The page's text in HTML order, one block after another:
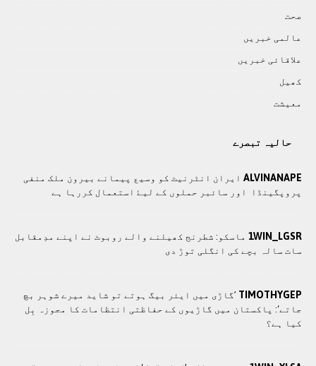
صحت
عالمی خبريں
علاقائی خبريں
کھيل
معيشت
حالیہ تبصرے
ALVINANAPE ايران انٹرنيٹ کو وسيع پيمانے بيرون ملک منفی
پروپگينڈا اور سائبر حملوں کے ليۓ استعمال کررہا ہے
1WIN_LGSR ماسکو: شطرنج کھیلنے والے روبوٹ نے اپنے مدِمقابل
سات سالہ بچے کی انگلی توڑ دی
TIMOTHYGEP ’گاڑی میں ایئر بیگ ہوتے تو شاید میرے شوہر بچ
جاتے‘: پاکستان میں گاڑیوں کے حفاظتی انتظامات کا مجوزہ بِل
کیا ہے؟